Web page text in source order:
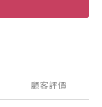
顧客評價